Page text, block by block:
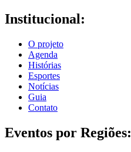
Institucional:
O projeto
Agenda
Histórias
Esportes
Notícias
Guia
Contato
Eventos por Regiões: